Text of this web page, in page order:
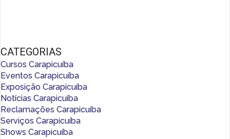
CATEGORIAS
Cursos Carapicuíba
Eventos Carapicuíba
Exposição Carapicuíba
Notícias Carapicuíba
Reclamações Carapicuíba
Serviços Carapicuíba
Shows Carapicuíba